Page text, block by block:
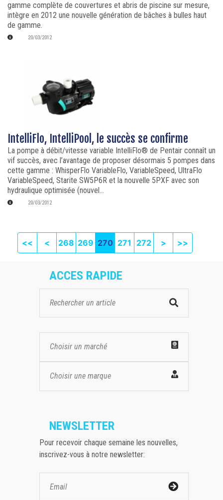
gamme complète de couvertures et abris de piscine sur mesure,
intègre en 2012 une nouvelle génération de bâches à bulles haut
de gamme.
20/03/2012
IntelliFlo, IntelliPool, le succès se confirme
La pompe à débit/vitesse variable IntelliFlo® de Pentair connaît un
vif succès, avec l’avantage de proposer désormais 5 pompes dans
cette gamme : WhisperFlo VariableFlo, VariableSpeed, UltraFlo
VariableSpeed, Starite SW5P6R et la nouvelle 5PXF avec son
hydraulique optimisée (nouvel...
20/03/2012
<< First page
<Previous
268 269 270 271 272 >Next
>>
ACCES RAPIDE
Choisir un marché
Choisir une marque
NEWSLETTER
Pour recevoir chaque semaine les nouvelles,
inscrivez-vous à notre newsletter: